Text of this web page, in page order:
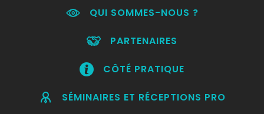
QUI SOMMES-NOUS ?
PARTENAIRES
CÔTÉ PRATIQUE
SÉMINAIRES ET RÉCEPTIONS PRO